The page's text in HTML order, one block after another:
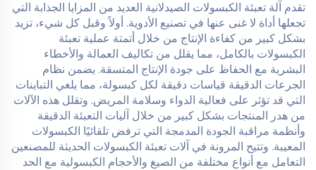
تقدم آلة تعبئة الكبسولات الصيدلانية العديد من المزايا الجذابة التي
تجعلها أداة لا غنى عنها في تصنيع الأدوية. أولاً وقبل كل شيء، تزيد
بشكل كبير من كفاءة الإنتاج من خلال أتمتة عملية تعبئة
الكبسولات بالكامل، مما يقلل من تكاليف العمالة والأخطاء
البشرية مع الحفاظ على جودة الإنتاج المتسقة. يضمن نظام
الجرعات الدقيقة قياسات دقيقة لكل كبسولة، مما يلغي التباينات
التي قد تؤثر على فعالية الدواء وسلامة المريض. وتقلل هذه الآلات
من هدر المنتجات بشكل كبير من خلال آليات التعبئة الدقيقة
وأنظمة مراقبة الجودة المدمجة التي ترفض تلقائيًا الكبسولات
المعيبة. وتتيح المرونة في آلات تعبئة الكبسولات الحديثة للمصنعين
التعامل مع أنواع مختلفة من الصيغ والأحجام الكبسولية مع الحد